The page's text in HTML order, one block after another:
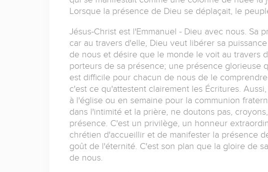
Lorsque la présence de Dieu se déplaçait, le
Jésus-Christ est l'Emmanuel - Dieu avec nous. Sa
car au travers d'elle, Dieu veut libérer sa
de nous et désire que le monde le voit au travers
porteurs de sa présence; une présence glorieuse
est difficile pour chacun de nous de le
c'est ce qu'attestent clairement les Écritures.
à l'église ou en semaine pour la communion
dans l'intimité et la prière, ne doutons pas,
présence. C'est un privilège, un honneur
chrétien d'accueillir et de manifester la présence
goût de l'éternité. C'est son plan que la gloire de
de nous.